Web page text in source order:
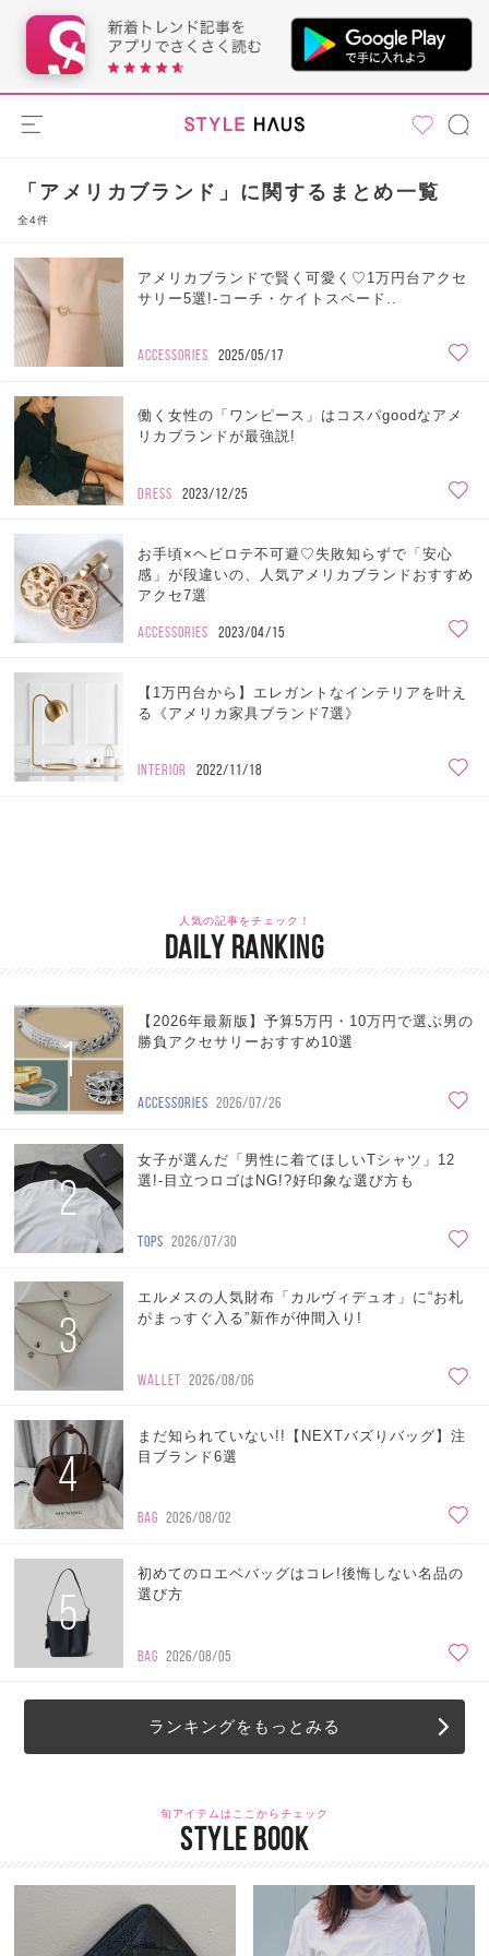
「アメリカブランド」に関するまとめ一覧
全4件
アメリカブランドで賢く可愛く♡1万円台アクセ
サリー5選!-コーチ・ケイトスペード..
ACCESSORIES 2025/05/17
働く女性の「ワンピース」はコスパgoodなアメ
リカブランドが最強説!
DRESS 2023/12/25
お手頃×ヘビロテ不可避♡失敗知らずで「安心
感」が段違いの、人気アメリカブランドおすすめ
アクセ7選
ACCESSORIES 2023/04/15
【1万円台から】エレガントなインテリアを叶え
る《アメリカ家具ブランド7選》
INTERIOR 2022/11/18
人気の記事をチェック！
DAILY RANKING
1
【2026年最新版】予算5万円・10万円で選ぶ男の
勝負アクセサリーおすすめ10選
ACCESSORIES 2026/07/26
2
女子が選んだ「男性に着てほしいTシャツ」12
選!-目立つロゴはNG!?好印象な選び方も
TOPS 2026/07/30
3
エルメスの人気財布「カルヴィデュオ」に“お札
がまっすぐ入る”新作が仲間入り!
WALLET 2026/08/06
4
まだ知られていない!!【NEXTバズりバッグ】注
目ブランド6選
BAG 2026/08/02
5
初めてのロエベバッグはコレ!後悔しない名品の
選び方
BAG 2026/08/05
ランキングをもっとみる
旬アイテムはここからチェック
STYLE BOOK